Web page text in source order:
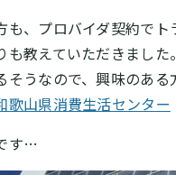
、プロバイダ契約で
教えていただきました
うなので、興味のある
歌山県消費生活センター
す…